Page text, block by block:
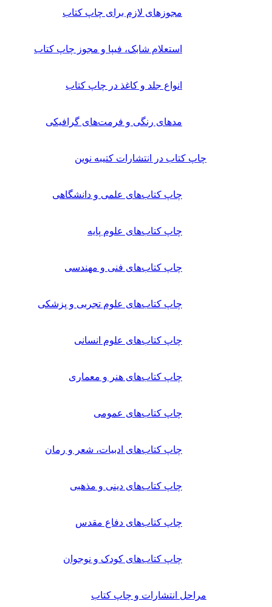
مجوزهای لازم برای چاپ کتاب
استعلام شابک، فیپا و مجوز چاپ کتاب
انواع جلد و کاغذ در چاپ کتاب
مدهای رنگی و فرمت‌های گرافیکی
چاپ کتاب در انتشارات کتیبه نوین
چاپ کتاب‌های علمی و دانشگاهی
چاپ کتاب‌های علوم پایه
چاپ کتاب‌های فنی و مهندسی
چاپ کتاب‌های علوم تجربی و پزشکی
چاپ کتاب‌های علوم انسانی
چاپ کتاب‌های هنر و معماری
چاپ کتاب‌های عمومی
چاپ کتاب‌های ادبیات، شعر و رمان
چاپ کتاب‌های دینی و مذهبی
چاپ کتاب‌های دفاع مقدس
چاپ کتاب‌های کودک و نوجوان
مراحل انتشارات و چاپ کتاب